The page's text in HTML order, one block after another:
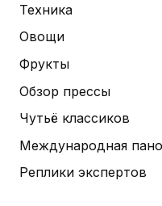
Техника
Овощи
Фрукты
Обзор прессы
Чутьё классиков
Международная
Реплики экспертов